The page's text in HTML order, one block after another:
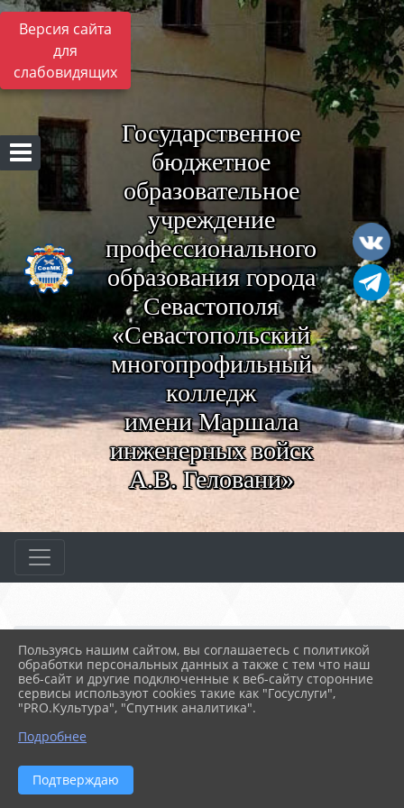
Версия сайта
для
слабовидящих
Государственное
бюджетное
образовательное
учреждение
профессионального
образования города
Севастополя
«Севастопольский
многопрофильный
колледж
имени Маршала
инженерных войск
А.В. Геловани»
Главная
СВЕДЕНИЯ ОБ ОБРАЗОВАТЕ...
03. Документы
5. Прочие
Мониторинг образовател...
21.10.2025 12:17
МОНИТОРИНГ ОБРАЗОВАТЕЛЬНОЙ
ФАЙЛЫ
Пользуясь нашим сайтом, вы соглашаетесь с политикой
обработки персональных данных а также с тем что наш
веб-сайт и другие подключенные к веб-сайту сторонние
сервисы используют cookies такие как "Госуслуги",
"PRO.Культура", "Спутник аналитика".
Подробнее
Подтверждаю